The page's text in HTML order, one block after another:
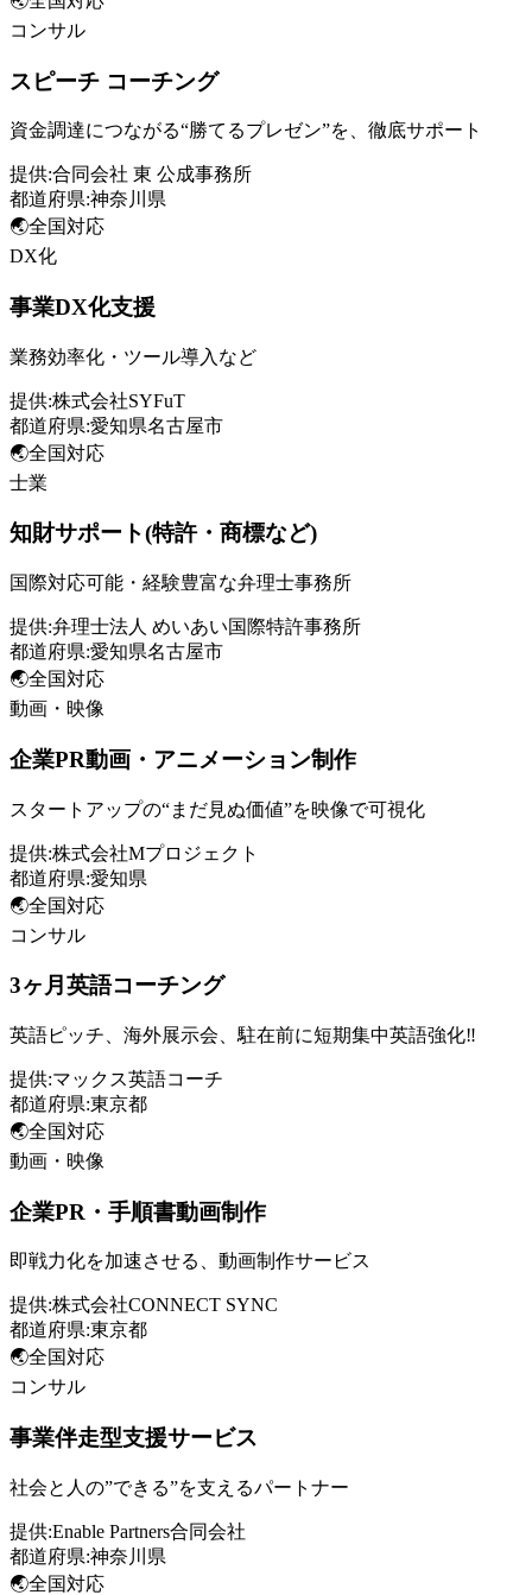
コンサル
スピーチ コーチング
資金調達につながる“勝てるプレゼン”を、徹底サポート
提供:合同会社 東 公成事務所
都道府県:神奈川県
🌏全国対応
DX化
事業DX化支援
業務効率化・ツール導入など
提供:株式会社SYFuT
都道府県:愛知県名古屋市
🌏全国対応
士業
知財サポート(特許・商標など)
国際対応可能・経験豊富な弁理士事務所
提供:弁理士法人 めいあい国際特許事務所
都道府県:愛知県名古屋市
🌏全国対応
動画・映像
企業PR動画・アニメーション制作
スタートアップの“まだ見ぬ価値”を映像で可視化
提供:株式会社Mプロジェクト
都道府県:愛知県
🌏全国対応
コンサル
3ヶ月英語コーチング
英語ピッチ、海外展示会、駐在前に短期集中英語強化‼️
提供:マックス英語コーチ
都道府県:東京都
🌏全国対応
動画・映像
企業PR・手順書動画制作
即戦力化を加速させる、動画制作サービス
提供:株式会社CONNECT SYNC
都道府県:東京都
🌏全国対応
コンサル
事業伴走型支援サービス
社会と人の”できる”を支えるパートナー
提供:Enable Partners合同会社
都道府県:神奈川県
🌏全国対応